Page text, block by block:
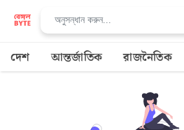
দেশ আন্তর্জাতিক রাজনৈতিক